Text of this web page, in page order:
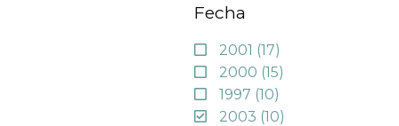
Fecha
2001 (17)
2000 (15)
1997 (10)
2003 (10)